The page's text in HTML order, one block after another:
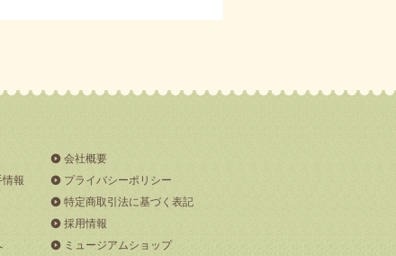
報
会社概要
プライバシーポリシー
特定商取引法に基づく表記
採用情報
ミュージアムショップ